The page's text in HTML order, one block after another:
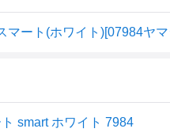
マート(ホワイト)[07984ヤ
smart ホワイト 7984